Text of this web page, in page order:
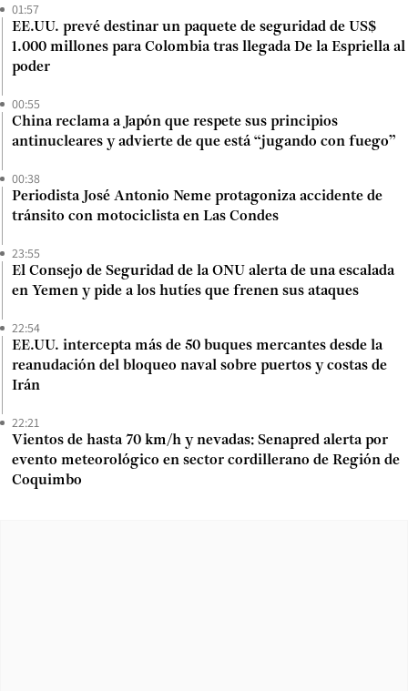
01:57
EE.UU. prevé destinar un paquete de seguridad de US$
1.000 millones para Colombia tras llegada De la Espriella al
poder
00:55
China reclama a Japón que respete sus principios
antinucleares y advierte de que está “jugando con fuego”
00:38
Periodista José Antonio Neme protagoniza accidente de
tránsito con motociclista en Las Condes
23:55
El Consejo de Seguridad de la ONU alerta de una escalada
en Yemen y pide a los hutíes que frenen sus ataques
22:54
EE.UU. intercepta más de 50 buques mercantes desde la
reanudación del bloqueo naval sobre puertos y costas de
Irán
22:21
Vientos de hasta 70 km/h y nevadas: Senapred alerta por
evento meteorológico en sector cordillerano de Región de
Coquimbo